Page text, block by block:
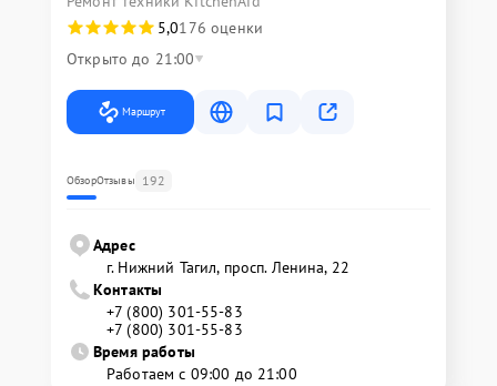
5,0176 оценки
Открыто до 21:00
Маршрут
ОбзорОтзывы 192
Адрес
г. Нижний Тагил, просп. Ленина, 22
Контакты
+7 (800) 301-55-83
+7 (800) 301-55-83
Время работы
Работаем с 09:00 до 21:00